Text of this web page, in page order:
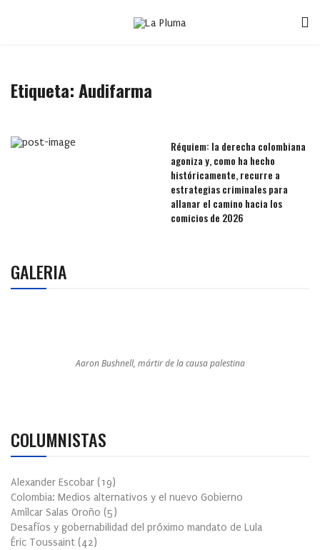
Etiqueta:Audifarma
Réquiem: la derecha colombiana
agoniza y, como ha hecho
históricamente, recurre a
estrategias criminales para
allanar el camino hacia los
comicios de 2026
GALERIA
Aaron Bushnell, mártir de la causa palestina
COLUMNISTAS
Alexander Escobar (19)
Colombia: Medios alternativos y el nuevo Gobierno
Amílcar Salas Oroño (5)
Desafíos y gobernabilidad del próximo mandato de Lula
Éric Toussaint (42)